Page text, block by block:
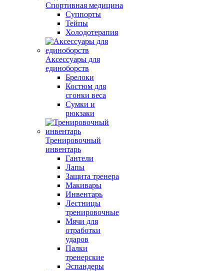
Спортивная медицина
Суппорты
Тейпы
Холодотерапия
Аксессуары для
единоборств
Брелоки
Костюм для
сгонки веса
Сумки и
рюкзаки
Тренировочный
инвентарь
Гантели
Лапы
Защита тренера
Макивары
Инвентарь
Лестницы
тренировочные
Мячи для
отработки
ударов
Палки
тренерские
Эспандеры